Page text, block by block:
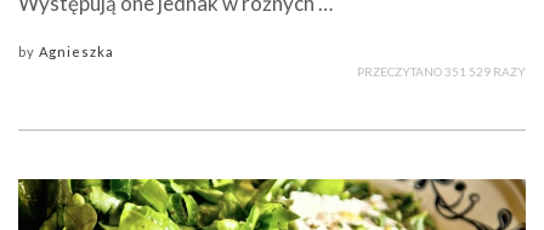
by Agnieszka
PRZECZYTANO 351 529 RAZY